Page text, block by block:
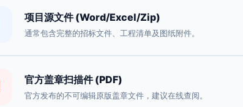
项目源文件 (Word/Excel/Zip)
通常包含完整的招标文件、工程清单及图纸附件。
官方盖章扫描件 (PDF)
官方发布的不可编辑原版盖章文件，建议在线查阅。